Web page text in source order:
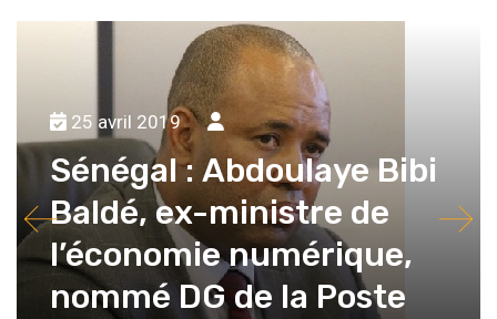
25 avril 2019
Sénégal : Abdoulaye Bibi
Baldé, ex-ministre de
l’économie numérique,
nommé DG de la Poste